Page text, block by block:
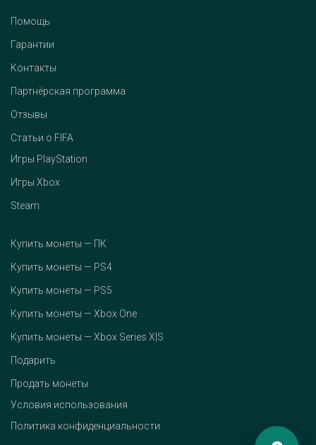
Помощь
Гарантии
Контакты
Партнёрская программа
Отзывы
Статьи о FIFA
Игры PlayStation
Игры Xbox
Steam
Купить монеты — ПК
Купить монеты — PS4
Купить монеты — PS5
Купить монеты — Xbox One
Купить монеты — Xbox Series X|S
Подарить
Продать монеты
Условия использования
Политика конфиденциальности